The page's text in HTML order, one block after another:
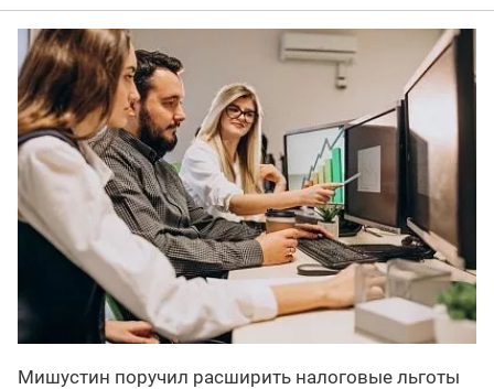
Мишустин поручил расширить налоговые льготы